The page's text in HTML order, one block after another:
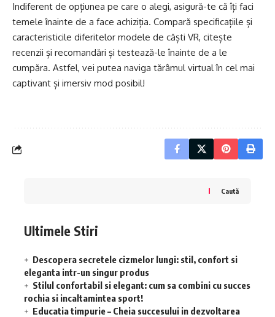
Indiferent de opțiunea pe care o alegi, asigură-te că îți faci
temele înainte de a face achiziția. Compară specificațiile și
caracteristicile diferitelor modele de căști VR, citește
recenzii și recomandări și testează-le înainte de a le
cumpăra. Astfel, vei putea naviga tărâmul virtual în cel mai
captivant și imersiv mod posibil!
Caută
Ultimele Stiri
Descopera secretele cizmelor lungi: stil, confort si
eleganta intr-un singur produs
Stilul confortabil si elegant: cum sa combini cu succes
rochia si incaltamintea sport!
Educatia timpurie – Cheia succesului in dezvoltarea